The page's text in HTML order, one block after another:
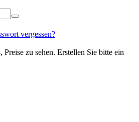
vergessen?
Preise zu sehen. Erstellen Sie bitte ein